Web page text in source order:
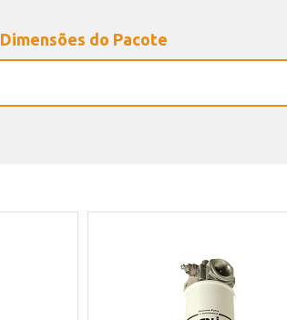
Dimensões do Pacote